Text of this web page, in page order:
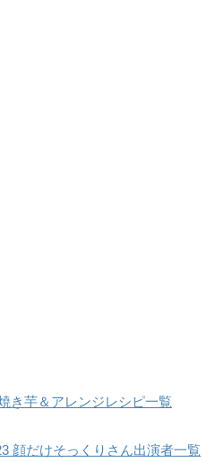
き芋＆アレンジレシピ一覧
顔だけそっくりさん出演者一覧